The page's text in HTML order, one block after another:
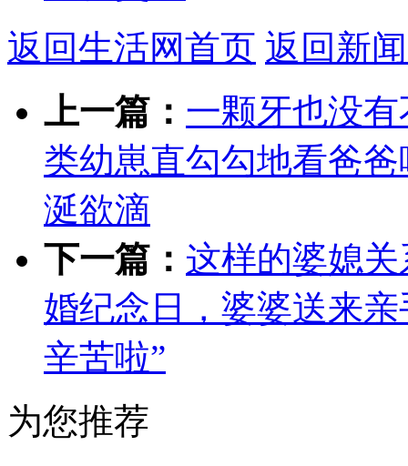
返回生活网首页 返回新
上一篇： 一颗牙也没
类幼崽直勾勾地看爸
涎欲滴
下一篇： 这样的婆媳
婚纪念日，婆婆送来
辛苦啦”
为您推荐